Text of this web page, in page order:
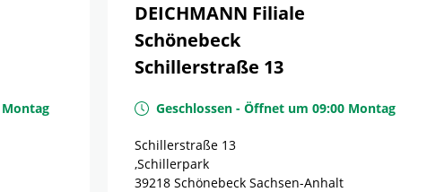
Montag
DEICHMANN Filiale
Schönebeck
Schillerstraße 13
Geschlossen - Öffnet um 09:00 Montag
Schillerstraße 13
,Schillerpark
39218 Schönebeck Sachsen-Anhalt